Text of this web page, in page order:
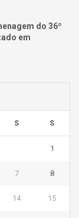
do 36º
em
S S
1
7 8
14 15